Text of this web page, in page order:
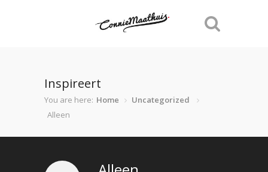
Inspireert
You are here: Home
Uncategorized
Alleen